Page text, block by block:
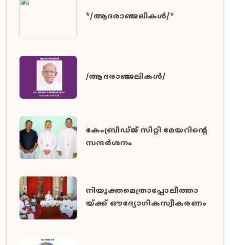
*/ആദരാഞ്ജലികൾ/*
/ആദരാഞ്ജലികൾ/
കേംബ്രിഡ്ജ് സിറ്റി മേയറിൻ്റെ
സന്ദർശനം
നിയുക്തമെത്രാപ്പോലീത്താ
യ്ക്ക് ഔദ്യോഗികസ്വീകരണം